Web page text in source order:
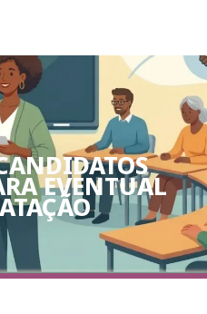
EVENTUAL